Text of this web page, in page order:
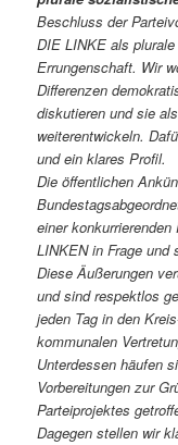
Beschluss der
DIE LINKE als
Errungenschaft. Wir
Differenzen
diskutieren und sie
weiterentwickeln.
und ein klares Profil.
Die öffentlichen
einer
LINKEN in Frage und
Diese Äußerungen
und sind respektlos
jeden Tag in den
kommunalen
Unterdessen häufen
Vorbereitungen zur
Parteiprojektes
Dagegen stellen wir